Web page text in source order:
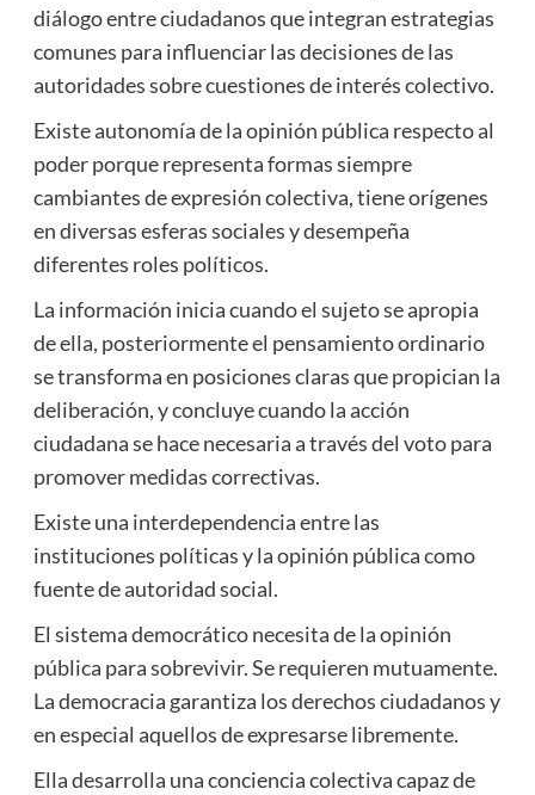
diálogo entre ciudadanos que integran estrategias
comunes para influenciar las decisiones de las
autoridades sobre cuestiones de interés colectivo.
Existe autonomía de la opinión pública respecto al
poder porque representa formas siempre
cambiantes de expresión colectiva, tiene orígenes
en diversas esferas sociales y desempeña
diferentes roles políticos.
La información inicia cuando el sujeto se apropia
de ella, posteriormente el pensamiento ordinario
se transforma en posiciones claras que propician la
deliberación, y concluye cuando la acción
ciudadana se hace necesaria a través del voto para
promover medidas correctivas.
Existe una interdependencia entre las
instituciones políticas y la opinión pública como
fuente de autoridad social.
El sistema democrático necesita de la opinión
pública para sobrevivir. Se requieren mutuamente.
La democracia garantiza los derechos ciudadanos y
en especial aquellos de expresarse libremente.
Ella desarrolla una conciencia colectiva capaz de